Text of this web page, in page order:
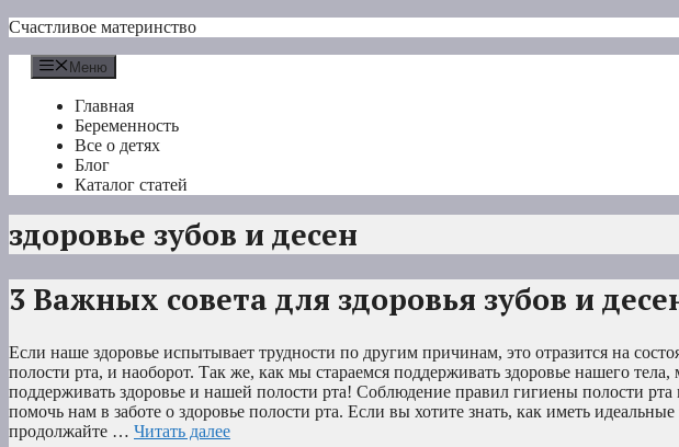
Перейти
содержимому
Счастливое материнство
Меню
Главная
Беременность
Все о детях
Блог
Каталог статей
здоровье зубов и десен
3 Важных совета для здоровья зубов и
Если наше здоровье испытывает трудности по другим причинам, это отразится на
полости рта, и наоборот. Так же, как мы стараемся поддерживать здоровье нашего
поддерживать здоровье и нашей полости рта! Соблюдение правил гигиены полости рта
помочь нам в заботе о здоровье полости рта. Если вы хотите знать, как иметь идеальные
продолжайте … Читать далее